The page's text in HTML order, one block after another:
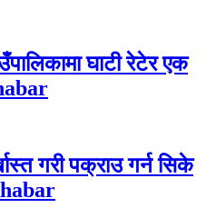
घाटी रेटेर एक
गरी पक्राउ गर्न सिके